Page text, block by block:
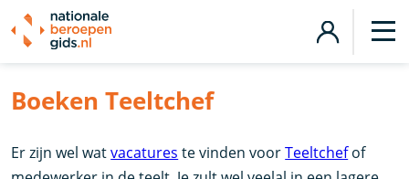
Boeken Teeltchef
Er zijn wel watvacatures te vinden voorTeeltchefof